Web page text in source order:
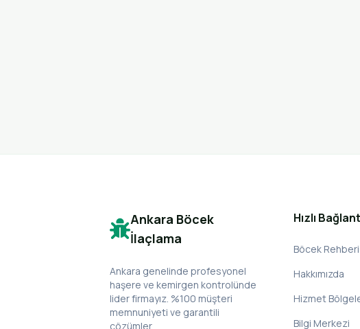
Ankara Böcek
İlaçlama
Ankara genelinde profesyonel
haşere ve kemirgen kontrolünde
lider firmayız. %100 müşteri
memnuniyeti ve garantili
çözümler.
Hızlı
Böcek Rehberi
Hakkımızda
Hizmet
Bilgi Merkezi